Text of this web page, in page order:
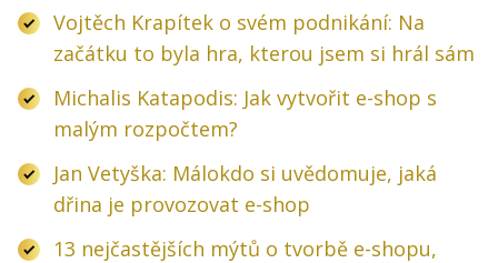
Vojtěch Krapítek o svém podnikání: Na
začátku to byla hra, kterou jsem si hrál sám
Michalis Katapodis: Jak vytvořit e-shop s
malým rozpočtem?
Jan Vetyška: Málokdo si uvědomuje, jaká
dřina je provozovat e-shop
13 nejčastějších mýtů o tvorbě e-shopu,